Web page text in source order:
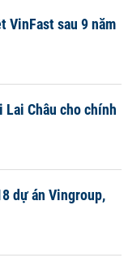
VinFast sau 9 năm
Lai Châu cho chính
dự án Vingroup,